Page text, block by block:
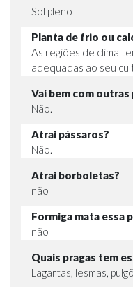
Sol pleno
Planta de frio ou
As regiões de clima
adequadas ao seu
Vai bem com outras
Não.
Atrai pássaros?
Não.
Atrai borboletas?
não
Formiga mata essa
não
Quais pragas tem
Lagartas, lesmas,